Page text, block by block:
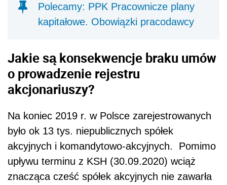
Polecamy: PPK Pracownicze plany
kapitałowe. Obowiązki pracodawcy
Jakie są konsekwencje braku umów
o prowadzenie rejestru
akcjonariuszy?
Na koniec 2019 r. w Polsce zarejestrowanych
było ok 13 tys. niepublicznych spółek
akcyjnych i komandytowo-akcyjnych. Pomimo
upływu terminu z KSH (30.09.2020) wciąż
znacząca cześć spółek akcyjnych nie zawarła